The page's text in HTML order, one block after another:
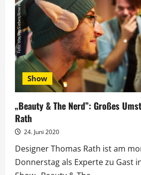
bleibt“:
Künstler
fordern
Perspektive
Show
„Beauty & The Nerd”: Großes
Rath
24. Juni 2020
Designer Thomas Rath ist am
Donnerstag als Experte zu Gast